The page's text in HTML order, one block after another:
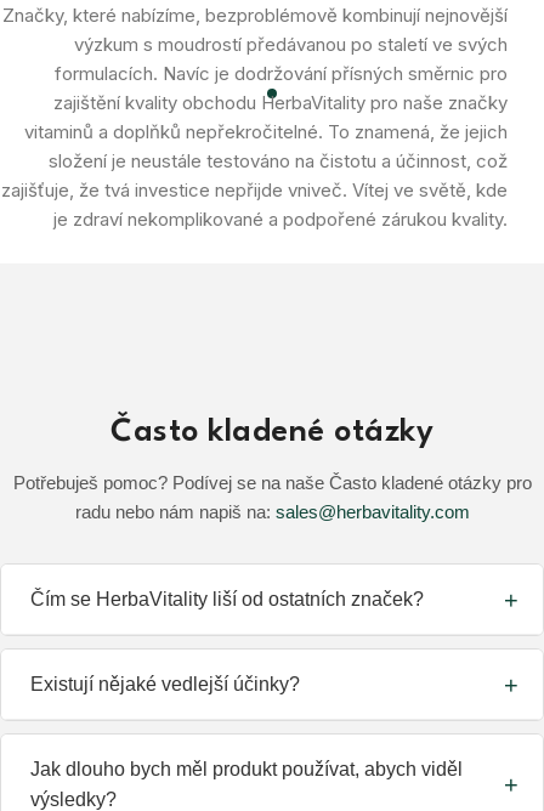
Značky, které nabízíme, bezproblémově kombinují nejnovější
výzkum s moudrostí předávanou po staletí ve svých
formulacích. Navíc je dodržování přísných směrnic pro
zajištění kvality obchodu HerbaVitality pro naše značky
vitaminů a doplňků nepřekročitelné. To znamená, že jejich
složení je neustále testováno na čistotu a účinnost, což
zajišťuje, že tvá investice nepřijde vniveč. Vítej ve světě, kde
je zdraví nekomplikované a podpořené zárukou kvality.
Často kladené otázky
Potřebuješ pomoc? Podívej se na naše Často kladené otázky pro
radu nebo nám napiš na: sales@herbavitality.com
Čím se HerbaVitality liší od ostatních značek?
vyšší koncentrací klíčových aktivních složek. Naše produkty
jsou všechny přírodní, veganské a vytvořené odborníky s
Existují nějaké vedlejší účinky?
získávané, obvykle nemají žádné vedlejší účinky. Nicméně
Jak dlouho bych měl produkt používat, abych viděl
výsledky?